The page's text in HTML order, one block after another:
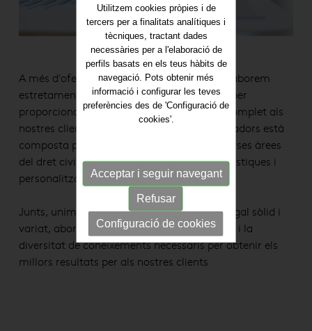
A més d'oferir assessoria civil integral, col·laborem
estretament amb despatxos especialitzats per
proporcionar un enfocament encara més complet als
nostres clients. La nostra xarxa de col·laboradors està
composta per professionals experts en diverses àrees
del dret civil, permetent oferir solucions holístiques i
personalitzades.
Junts, unim forces per garantir un suport legal sòlid i
variat, abordant cada cas amb l'experiència i la
diversitat de coneixements necessaris per obtenir els
millors resultats per als nostres clients
Utilitzem cookies pròpies i de
tercers per a finalitats analítiques i
tècniques, tractant dades
necessàries per a l'elaboració de
perfils basats en els teus hàbits de
navegació. Pots obtenir més
informació i configurar les teves
preferències des de 'Configuració de
cookies'.
Acceptar i seguir navegant
Refusar
Configuració de cookies